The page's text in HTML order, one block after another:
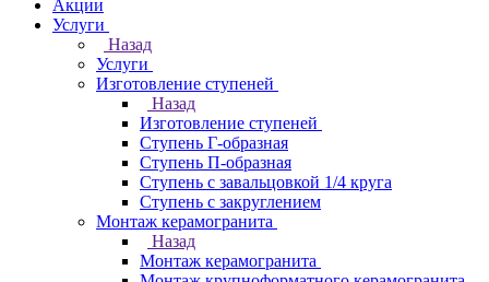
Акции
Услуги
Назад
Услуги
Изготовление ступеней
Назад
Изготовление ступеней
Ступень Г-образная
Ступень П-образная
Ступень с завальцовкой 1/4 круга
Ступень с закруглением
Монтаж керамогранита
Назад
Монтаж керамогранита